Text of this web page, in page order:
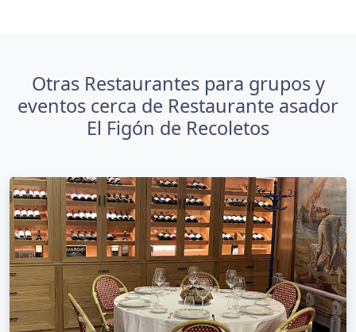
Otras Restaurantes para grupos y
eventos cerca de Restaurante asador
El Figón de Recoletos